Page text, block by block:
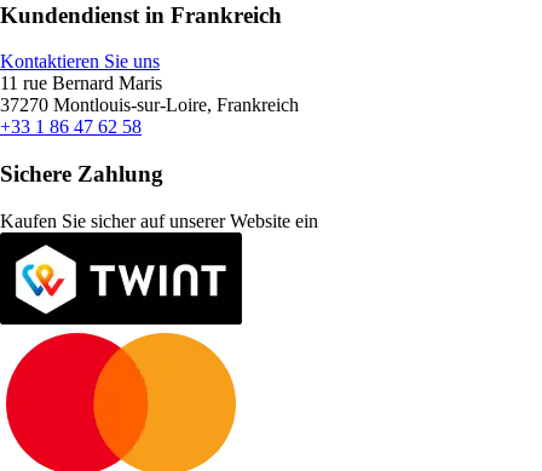
Kundendienst in Frankreich
Kontaktieren Sie uns
11 rue Bernard Maris
37270 Montlouis-sur-Loire, Frankreich
+33 1 86 47 62 58
Sichere Zahlung
Kaufen Sie sicher auf unserer Website ein